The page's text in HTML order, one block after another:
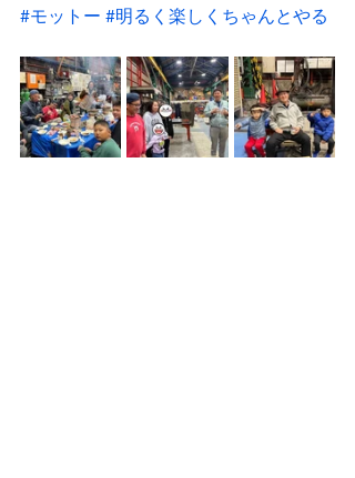
#モットー #明るく楽しくちゃんとやる